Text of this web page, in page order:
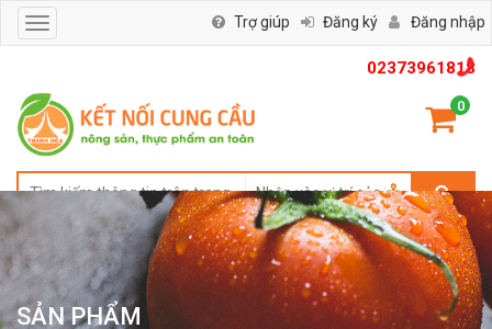
02373961818
0
Toggle
navigation
Trợ giúp Đăng ký Đăng nhập
SẢN PHẨM